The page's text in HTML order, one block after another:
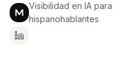
Visibilidad en IA para
hispanohablantes